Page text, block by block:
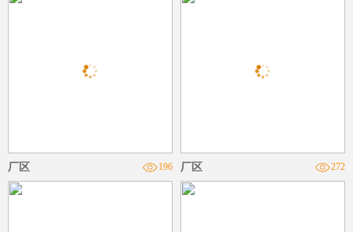
厂区 196 厂区 272